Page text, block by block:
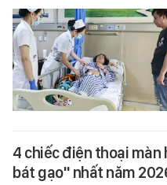
4 chiếc điện thoại
bát gạo" nhất năm